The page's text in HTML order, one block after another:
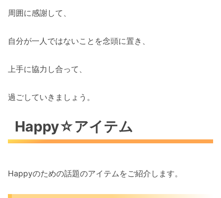
周囲に感謝して、
自分が一人ではないことを念頭に置き、
上手に協力し合って、
過ごしていきましょう。
Happy☆アイテム
Happyのための話題のアイテムをご紹介します。